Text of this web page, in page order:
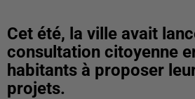
Cet été, la ville avait
consultation citoyenne
habitants à proposer
projets.